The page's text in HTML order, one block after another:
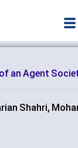
an Agent
Shahri,